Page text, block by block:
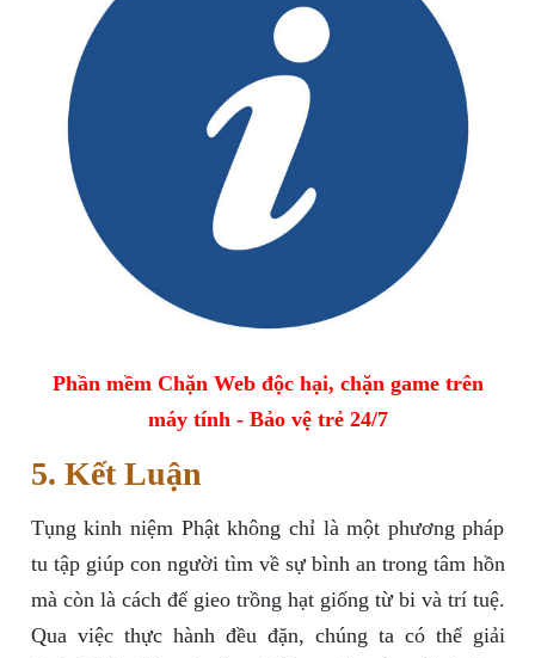
Phần mềm Chặn Web độc hại, chặn game trên
máy tính - Bảo vệ trẻ 24/7
5. Kết Luận
Tụng kinh niệm Phật không chỉ là một phương pháp
tu tập giúp con người tìm về sự bình an trong tâm hồn
mà còn là cách để gieo trồng hạt giống từ bi và trí tuệ.
Qua việc thực hành đều đặn, chúng ta có thể giải